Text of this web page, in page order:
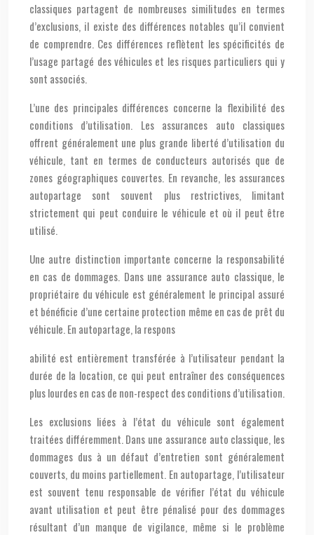
classiques partagent de nombreuses similitudes en termes
d’exclusions, il existe des différences notables qu’il convient
de comprendre. Ces différences reflètent les spécificités de
l’usage partagé des véhicules et les risques particuliers qui y
sont associés.
L’une des principales différences concerne la flexibilité des
conditions d’utilisation. Les assurances auto classiques
offrent généralement une plus grande liberté d’utilisation du
véhicule, tant en termes de conducteurs autorisés que de
zones géographiques couvertes. En revanche, les assurances
autopartage sont souvent plus restrictives, limitant
strictement qui peut conduire le véhicule et où il peut être
utilisé.
Une autre distinction importante concerne la responsabilité
en cas de dommages. Dans une assurance auto classique, le
propriétaire du véhicule est généralement le principal assuré
et bénéficie d’une certaine protection même en cas de prêt du
véhicule. En autopartage, la respons
abilité est entièrement transférée à l’utilisateur pendant la
durée de la location, ce qui peut entraîner des conséquences
plus lourdes en cas de non-respect des conditions d’utilisation.
Les exclusions liées à l’état du véhicule sont également
traitées différemment. Dans une assurance auto classique, les
dommages dus à un défaut d’entretien sont généralement
couverts, du moins partiellement. En autopartage, l’utilisateur
est souvent tenu responsable de vérifier l’état du véhicule
avant utilisation et peut être pénalisé pour des dommages
résultant d’un manque de vigilance, même si le problème